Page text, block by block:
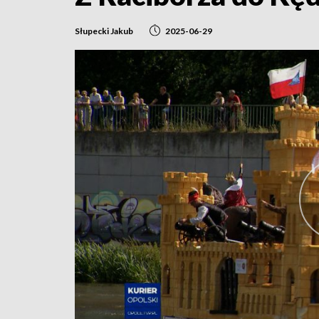
Słupecki Jakub 2025-06-29